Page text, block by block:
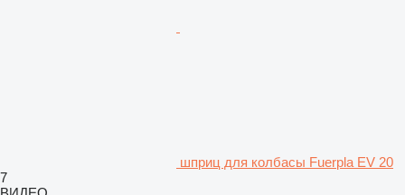
шприц для колбасы Fuerpla EV 20
7